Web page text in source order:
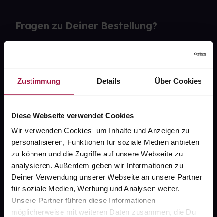
Zustimmung Details Über Cookies
Diese Webseite verwendet Cookies
Wir verwenden Cookies, um Inhalte und Anzeigen zu
personalisieren, Funktionen für soziale Medien anbieten
zu können und die Zugriffe auf unsere Webseite zu
analysieren. Außerdem geben wir Informationen zu
Deiner Verwendung unserer Webseite an unsere Partner
für soziale Medien, Werbung und Analysen weiter.
Unsere Partner führen diese Informationen
möglicherweise mit weiteren Daten zusammen, die Du
Fragen zu Deiner Bestellung?
gesund.de
Über uns
Karriere
Newsletter